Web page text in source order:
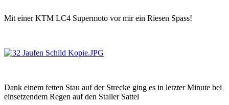
Mit einer KTM LC4 Supermoto vor mir ein Riesen Spass!
Dank einem fetten Stau auf der Strecke ging es in letzter Minute bei
einsetzendem Regen auf den Staller Sattel